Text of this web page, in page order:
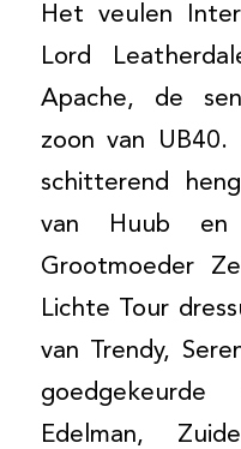
Het veulen
Lord
Apache, de
zoon van UB40.
schitterend
van Huub en
Grootmoeder
Lichte Tour
van Trendy,
goedgekeurde
Edelman,